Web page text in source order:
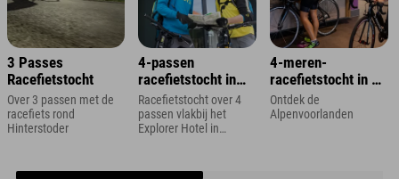
3 Passes
Racefietstocht
Over 3 passen met de
racefiets rond
Hinterstoder
4-passen
racefietstocht in
Vorarlberg
Racefietstocht over 4
passen vlakbij het
Explorer Hotel in
4-meren-
racefietstocht in de
Zugspitze-regio
Ontdek de
Alpenvoorlanden